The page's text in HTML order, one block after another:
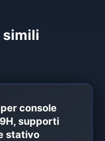
console
supporti
stativo